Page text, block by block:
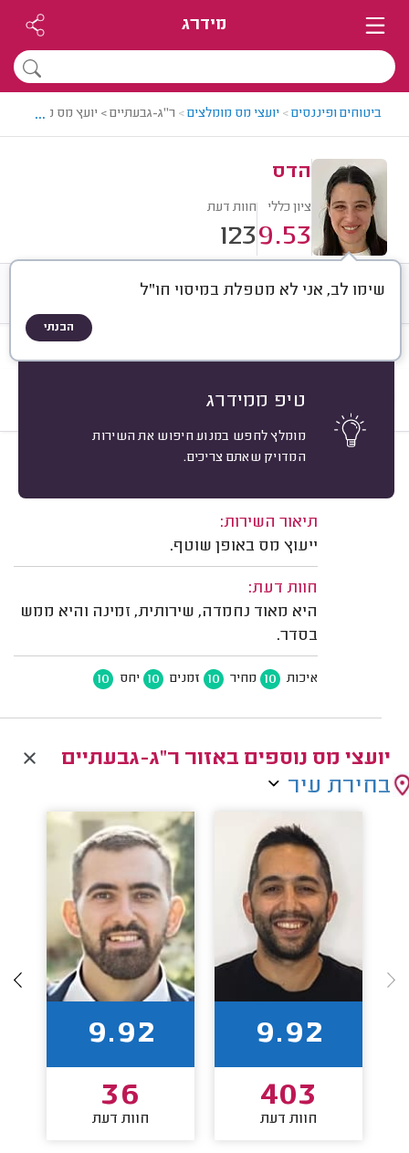
מידרג
ביטוחים ופיננסים> יועצי מס מומלצים> ר"ג-גבעתיים > יועץ מס מומלץ -
...
הדס
ציון כללי
9.53
חוות דעת
123
שימו לב, אני לא מטפלת במיסוי חו"ל
הבנתי
טיפ ממידרג
מומלץ לחפש במנוע חיפוש את השירות
המדויק שאתם צריכים.
חוות דעת ממוצע
סוג העסק
מיכל בן דוב, רמת גן.
תיאור השירות:
ייעוץ מס באופן שוטף.
חוות דעת:
היא מאוד נחמדה, שירותית, זמינה והיא ממש
בסדר.
איכות 10 מחיר 10 זמנים 10 יחס 10
יועצי מס נוספים באזור ר"ג-גבעתיים
בחירת עיר
9.92
403
חוות דעת
9.92
36
חוות דעת